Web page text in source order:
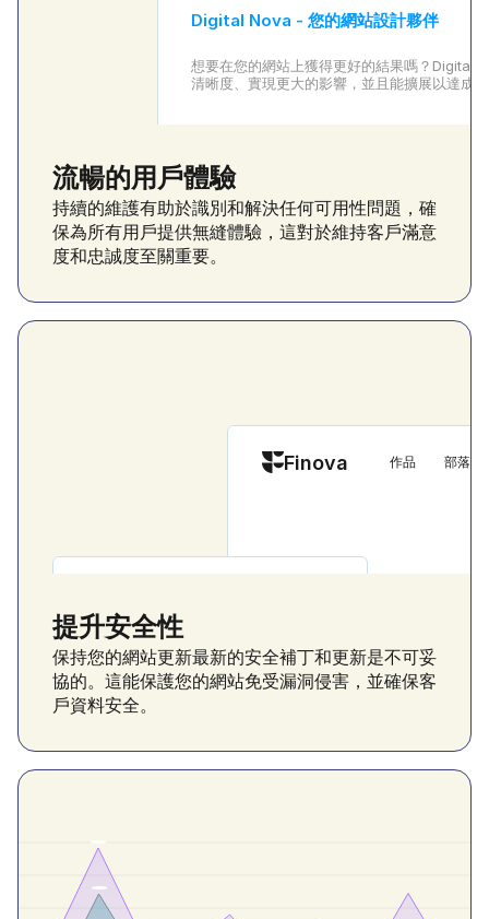
Digital Nova - 您的網站設計夥伴
想要在您的網站上獲得更好的結果嗎？Digital
清晰度、實現更大的影響，並且能擴展以達成
流暢的用戶體驗
持續的維護有助於識別和解決任何可用性問題，確
保為所有用戶提供無縫體驗，這對於維持客戶滿意
度和忠誠度至關重要。
作品 部落格
Finova
多用途解決方案
常需求 👌
熱情地賦予以客戶為中心的材料
自定義一切
多用途解決方案，滿
足您日常需求 👌
提升安全性
保持您的網站更新最新的安全補丁和更新是不可妥
協的。這能保護您的網站免受漏洞侵害，並確保客
戶資料安全。